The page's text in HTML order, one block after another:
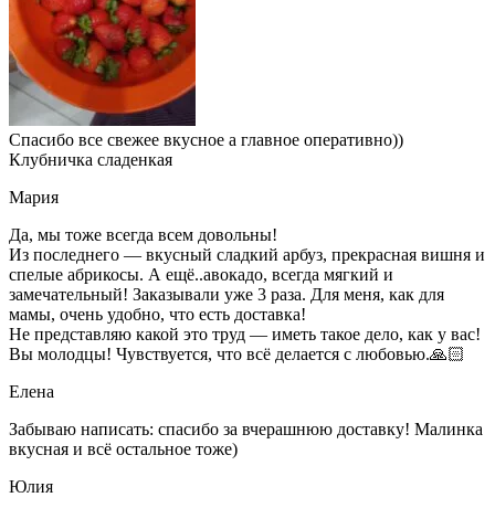
Спасибо все свежее вкусное а главное оперативно))
Клубничка сладенкая
Мария
Да, мы тоже всегда всем довольны!
Из последнего — вкусный сладкий арбуз, прекрасная вишня и
спелые абрикосы. А ещё..авокадо, всегда мягкий и
замечательный! Заказывали уже 3 раза. Для меня, как для
мамы, очень удобно, что есть доставка!
Не представляю какой это труд — иметь такое дело, как у вас!
Вы молодцы! Чувствуется, что всё делается с любовью.🙏🏻
Елена
Забываю написать: спасибо за вчерашнюю доставку! Малинка
вкусная и всё остальное тоже)
Юлия